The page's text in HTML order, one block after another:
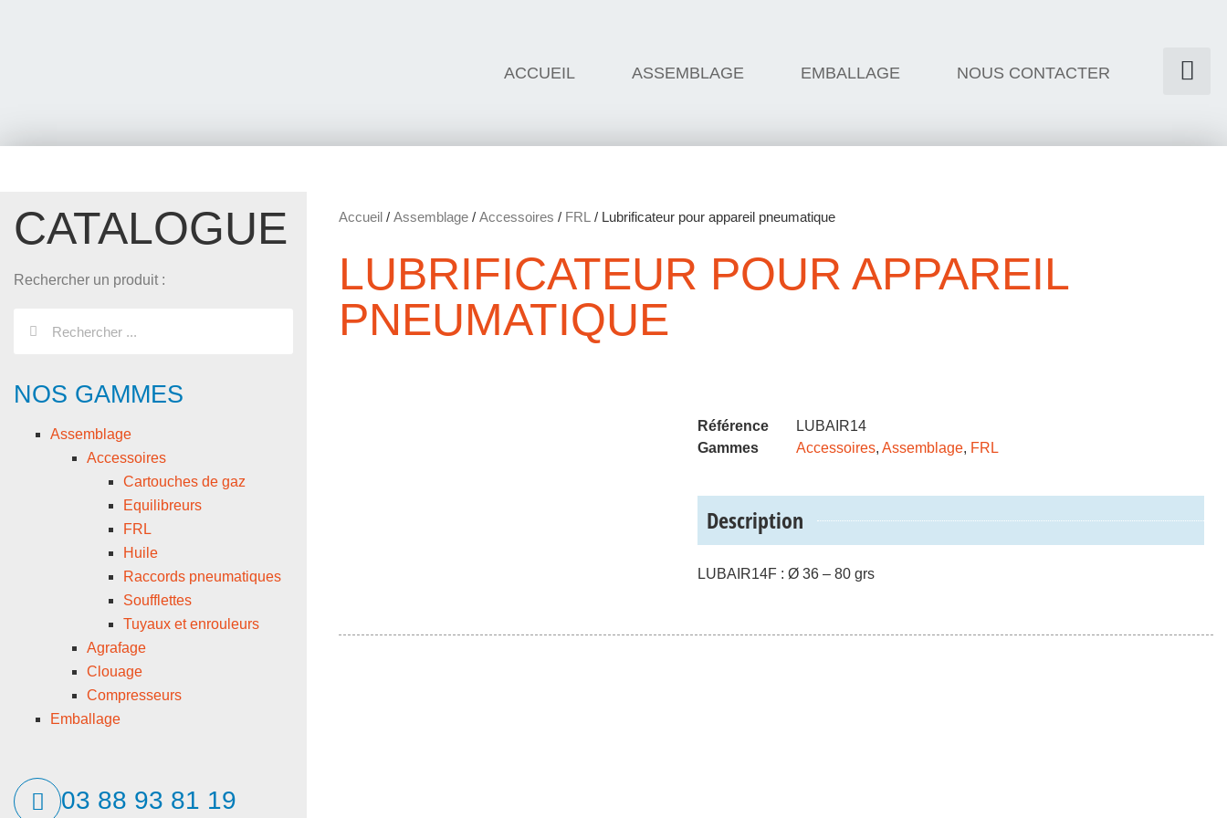
ACCUEIL ASSEMBLAGE EMBALLAGE NOUS CONTACTER
CATALOGUE
Rechercher un produit :
NOS GAMMES
Assemblage
Accessoires
Cartouches de gaz
Equilibreurs
FRL
Huile
Raccords pneumatiques
Soufflettes
Tuyaux et enrouleurs
Agrafage
Clouage
Compresseurs
Emballage
03 88 93 81 19
Accueil / Assemblage / Accessoires / FRL / Lubrificateur pour appareil pneumatique
LUBRIFICATEUR POUR APPAREIL
PNEUMATIQUE
Référence
LUBAIR14
Gammes
Accessoires,Assemblage, FRL
Description
LUBAIR14F : Ø 36 – 80 grs